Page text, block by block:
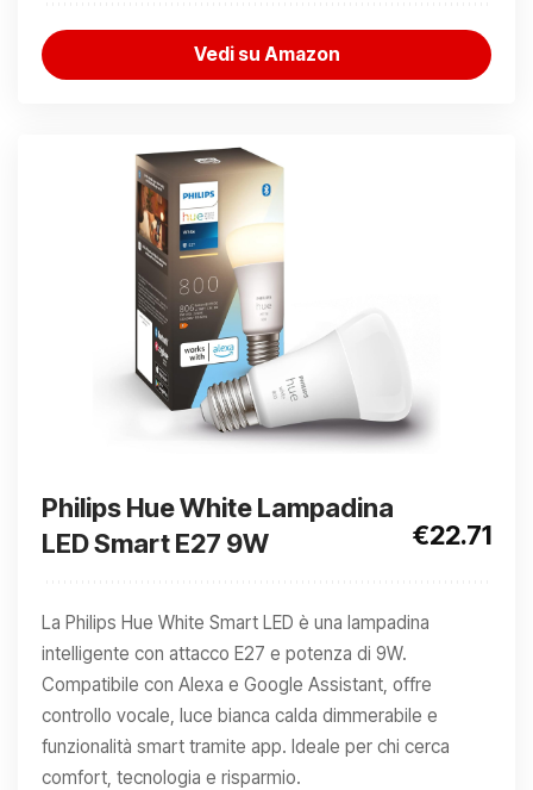
Vedi su Amazon
Philips Hue White Lampadina
LED Smart E27 9W
€22.71
La Philips Hue White Smart LED è una lampadina
intelligente con attacco E27 e potenza di 9W.
Compatibile con Alexa e Google Assistant, offre
controllo vocale, luce bianca calda dimmerabile e
funzionalità smart tramite app. Ideale per chi cerca
comfort, tecnologia e risparmio.